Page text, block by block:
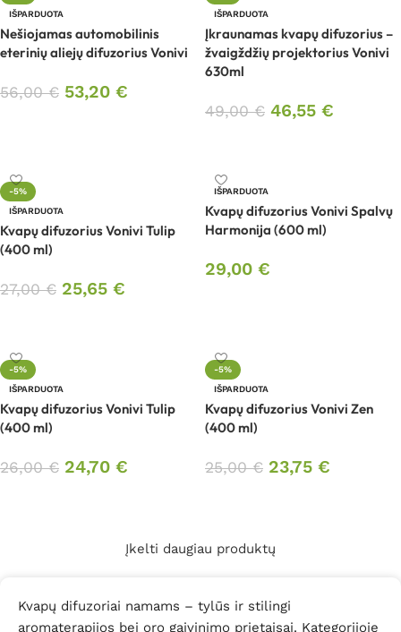
IŠPARDUOTA
Nešiojamas automobilinis
eterinių aliejų difuzorius Vonivi
56,00€ 53,20 €
IŠPARDUOTA
Įkraunamas kvapų difuzorius –
žvaigždžių projektorius Vonivi
630ml
49,00€ 46,55 €
-5%
IŠPARDUOTA
Kvapų difuzorius Vonivi Tulip
(400 ml)
27,00€ 25,65 €
IŠPARDUOTA
Kvapų difuzorius Vonivi Spalvų
Harmonija (600 ml)
29,00 €
-5%
IŠPARDUOTA
Kvapų difuzorius Vonivi Tulip
(400 ml)
26,00€ 24,70 €
-5%
IŠPARDUOTA
Kvapų difuzorius Vonivi Zen
(400 ml)
25,00€ 23,75 €
Įkelti daugiau produktų
Kvapų difuzoriai namams – tylūs ir stilingi
aromaterapijos bei oro gaivinimo prietaisai. Kategorijoje